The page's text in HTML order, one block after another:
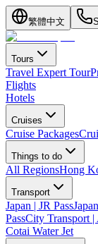
繁體中文
Tours
Travel Expert Tour
Flights
Hotels
Cruises
Cruise Packages
Things to do
All RegionsHong
Transport
Japan | JR Pass
PassCity Transport
Cotai Water Jet